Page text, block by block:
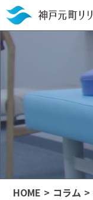
HOME コラム